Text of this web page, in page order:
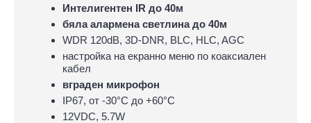
Интелигентен IR до 40м
бяла алармена светлина до 40м
WDR 120dB, 3D-DNR, BLC, HLC, AGC
настройка на екранно меню по коаксиален
кабел
вграден микрофон
IP67, oт -30°С до +60°С
12VDC, 5.7W